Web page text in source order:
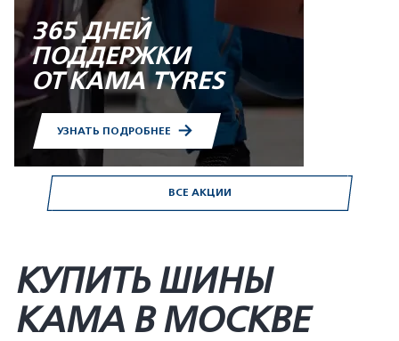
ВСЕ АКЦИИ
365 ДНЕЙ
ПОДДЕРЖКИ
ОТ KAMA TYRES
УЗНАТЬ ПОДРОБНЕЕ
КУПИТЬ ШИНЫ
KAMA В МОСКВЕ